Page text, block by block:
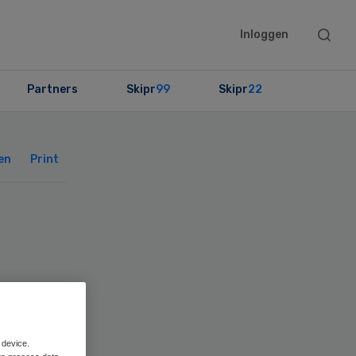
Inloggen
Search
Partners Skipr99 Skipr22
Print